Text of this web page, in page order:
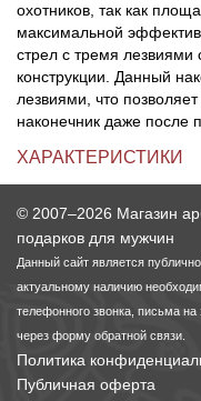
охотников, так как
максимальной
стрел с тремя лезвиями
конструкции. Данный
лезвиями, что
наконечник даже после
ХАРАКТЕРИСТИКИ
© 2007–2026 Магазин
подарков для мужчин
Данный сайт является
актуальному наличию
телефонного звонка, письма на
через форму обратной связи.
Политика
Публичная оферта